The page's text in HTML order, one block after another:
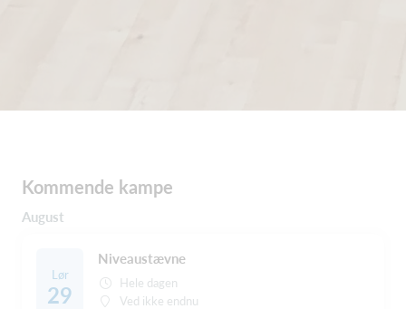
Kommende kampe
August
Lør
29
Niveaustævne
Hele dagen
Ved ikke endnu